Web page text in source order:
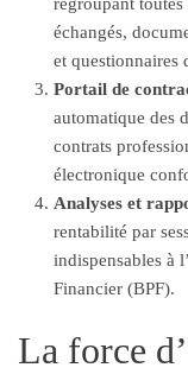
regroupant
échangés,
et questionnaires
Portail de
automatique des
contrats
électronique
Analyses et
rentabilité par
indispensables à
Financier (BPF).
La force